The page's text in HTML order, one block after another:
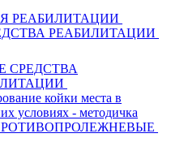
РЕАБИЛИТАЦИИ
РЕАБИЛИТАЦИИ
СРЕДСТВА
койки места в
условиях - методичка